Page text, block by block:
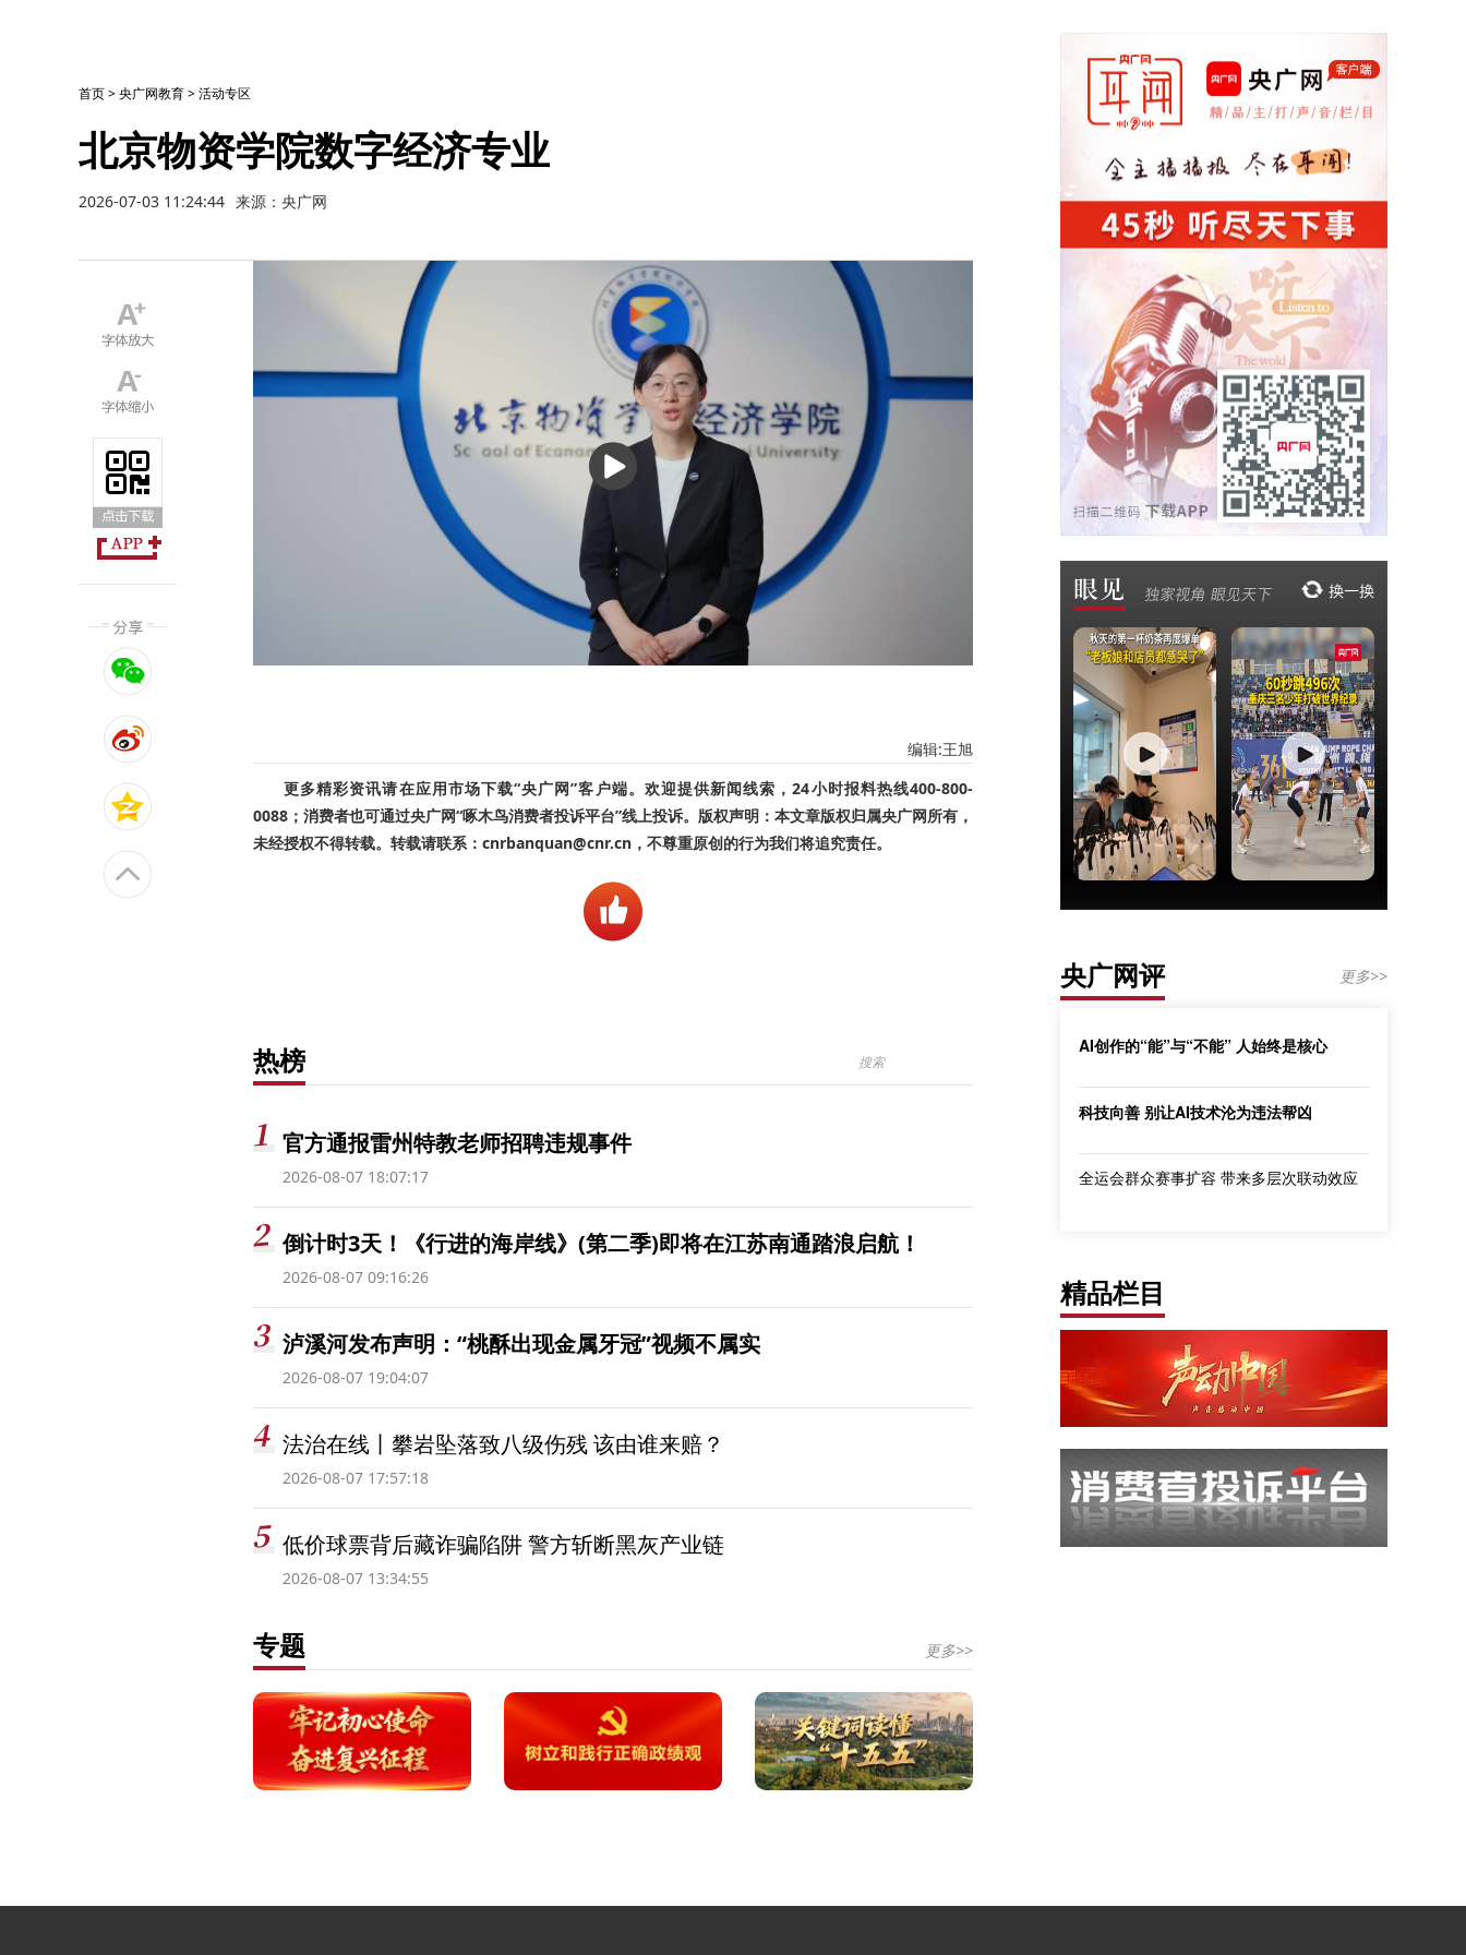
首页>央广网教育>活动专区
北京物资学院数字经济专业
2026-07-03 11:24:44 来源：央广网
播
放
编辑:王旭
更多精彩资讯请在应用市场下载“央广网”客户端。欢迎提供新闻线索，24小时报料热线400-800-
0088；消费者也可通过央广网“啄木鸟消费者投诉平台”线上投诉。版权声明：本文章版权归属央广网所有，
未经授权不得转载。转载请联系：cnrbanquan@cnr.cn，不尊重原创的行为我们将追究责任。
热榜
官方通报雷州特教老师招聘违规事件
2026-08-07 18:07:17
倒计时3天！《行进的海岸线》(第二季)即将在江苏南通踏浪启航！
2026-08-07 09:16:26
泸溪河发布声明：“桃酥出现金属牙冠”视频不属实
2026-08-07 19:04:07
法治在线丨攀岩坠落致八级伤残 该由谁来赔？
2026-08-07 17:57:18
低价球票背后藏诈骗陷阱 警方斩断黑灰产业链
2026-08-07 13:34:55
专题 更多>>
央广网评 更多>>
AI创作的“能”与“不能” 人始终是核心
科技向善 别让AI技术沦为违法帮凶
全运会群众赛事扩容 带来多层次联动效应
精品栏目